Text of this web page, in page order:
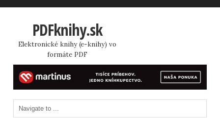
PDFknihy.sk
Elektronické knihy (e-knihy) vo
formáte PDF